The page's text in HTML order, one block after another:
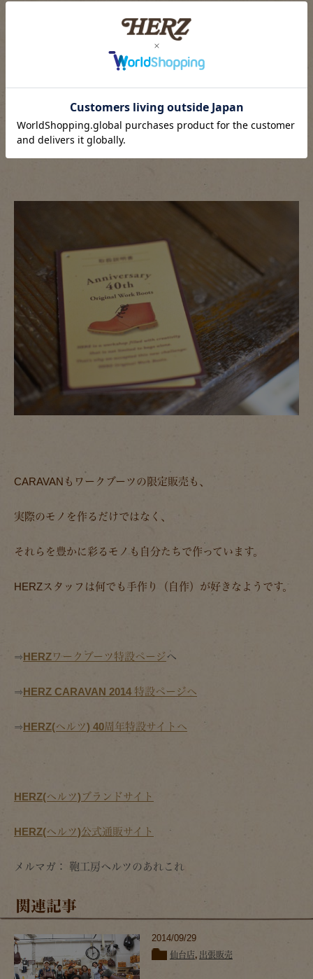
今週末に迫った 『HERZ40周年記念ワークブーツ受注会 in
ワークブーツの取扱説明書も納富作です。
CARAVANもワークブーツの限定販売も、
実際のモノを作るだけではなく、
それらを豊かに彩るモノも自分たちで作っています。
HERZスタッフは何でも手作り（自作）が好きなようです。
⇒HERZワークブーツ特設ページへ
⇒HERZ CARAVAN 2014 特設ページへ
⇒HERZ(ヘルツ) 40周年特設サイトへ
HERZ(ヘルツ)ブランドサイト
HERZ(ヘルツ)公式通販サイト
メルマガ： 鞄工房ヘルツのあれこれ
関連記事
2014/09/29
仙台店, 出張販売